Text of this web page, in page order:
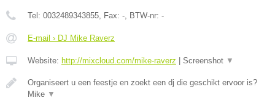
Tel: 0032489343855 , Fax: - , BTW-nr: -
E-mail › DJ Mike Raverz
Website: http://mixcloud.com/mike-raverz Screenshot ▼
Organiseert u een feestje en zoekt een dj die geschikt ervoor is?
Mike ▼